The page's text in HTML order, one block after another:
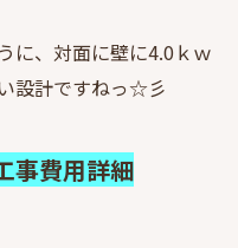
に、対面に壁に4.0ｋｗ
設計ですねっ☆彡
事費用詳細